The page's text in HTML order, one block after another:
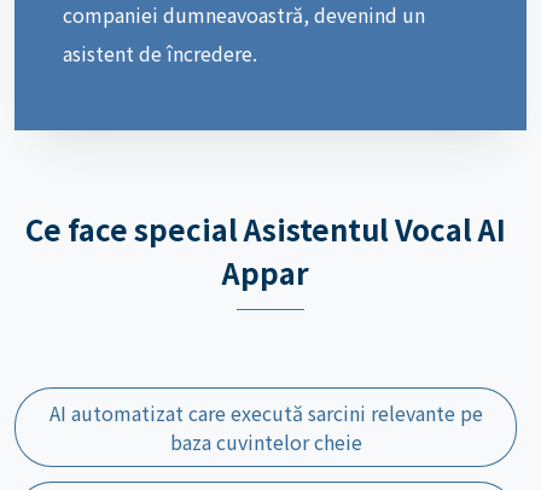
companiei dumneavoastră, devenind un
asistent de încredere.
Ce face special Asistentul Vocal AI
Appar
AI automatizat care execută sarcini relevante pe
baza cuvintelor cheie